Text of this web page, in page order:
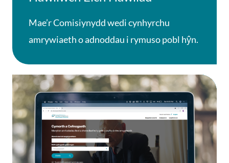
Mae’r Comisiynydd wedi cynhyrchu
amrywiaeth o adnoddau i rymuso pobl hŷn.